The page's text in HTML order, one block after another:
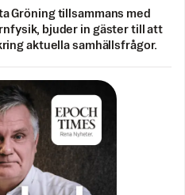
Gröning tillsammans med
bjuder in gäster till att
aktuella samhällsfrågor.